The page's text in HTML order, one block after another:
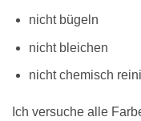
nicht bügeln
nicht bleichen
nicht chemisch
Ich versuche alle